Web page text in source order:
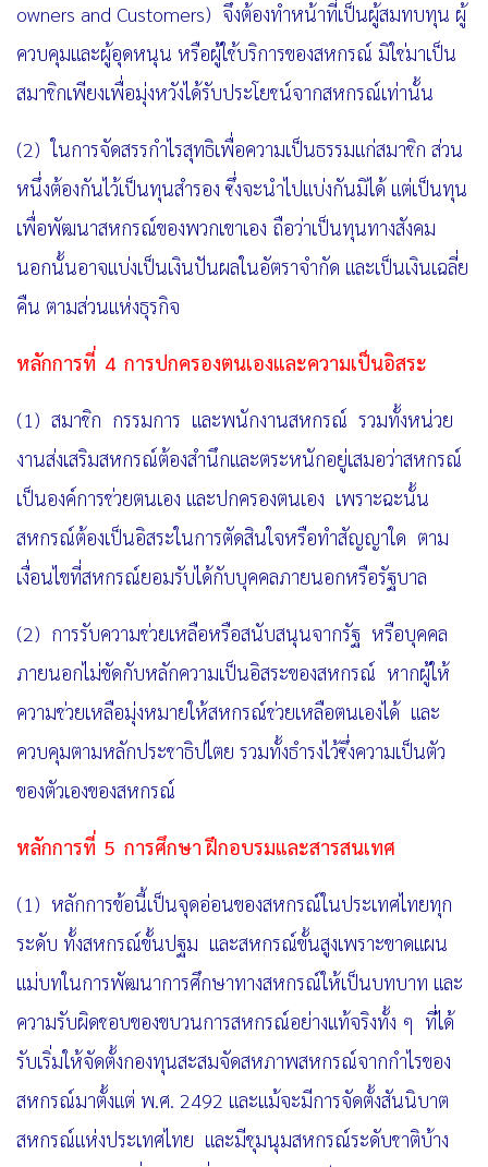
owners and Customers) จึงต้องทำหน้าที่เป็นผู้สมทบทุน ผู้
ควบคุมและผู้อุดหนุน หรือผู้ใช้บริการของสหกรณ์ มิใช่มาเป็น
สมาชิกเพียงเพื่อมุ่งหวังได้รับประโยชน์จากสหกรณ์เท่านั้น
(2) ในการจัดสรรกำไรสุทธิเพื่อความเป็นธรรมแก่สมาชิก ส่วน
หนึ่งต้องกันไว้เป็นทุนสำรอง ซึ่งจะนำไปแบ่งกันมิได้ แต่เป็นทุน
เพื่อพัฒนาสหกรณ์ของพวกเขาเอง ถือว่าเป็นทุนทางสังคม
นอกนั้นอาจแบ่งเป็นเงินปันผลในอัตราจำกัด และเป็นเงินเฉลี่ย
คืน ตามส่วนแห่งธุรกิจ
หลักการที่ 4 การปกครองตนเองและความเป็นอิสระ
(1) สมาชิก กรรมการ และพนักงานสหกรณ์ รวมทั้งหน่วย
งานส่งเสริมสหกรณ์ต้องสำนึกและตระหนักอยู่เสมอว่าสหกรณ์
เป็นองค์การช่วยตนเอง และปกครองตนเอง เพราะฉะนั้น
สหกรณ์ต้องเป็นอิสระในการตัดสินใจหรือทำสัญญาใด ตาม
เงื่อนไขที่สหกรณ์ยอมรับได้กับบุคคลภายนอกหรือรัฐบาล
(2) การรับความช่วยเหลือหรือสนับสนุนจากรัฐ หรือบุคคล
ภายนอกไม่ขัดกับหลักความเป็นอิสระของสหกรณ์ หากผู้ให้
ความช่วยเหลือมุ่งหมายให้สหกรณ์ช่วยเหลือตนเองได้ และ
ควบคุมตามหลักประชาธิปไตย รวมทั้งธำรงไว้ซึ่งความเป็นตัว
ของตัวเองของสหกรณ์
หลักการที่ 5 การศึกษา ฝึกอบรมและสารสนเทศ
(1) หลักการข้อนี้เป็นจุดอ่อนของสหกรณ์ในประเทศไทยทุก
ระดับ ทั้งสหกรณ์ขั้นปฐม และสหกรณ์ขั้นสูงเพราะขาดแผน
แม่บทในการพัฒนาการศึกษาทางสหกรณ์ให้เป็นบทบาท และ
ความรับผิดชอบของขบวนการสหกรณ์อย่างแท้จริงทั้ง ๆ ที่ได้
รับเริ่มให้จัดตั้งกองทุนสะสมจัดสหภาพสหกรณ์จากกำไรของ
สหกรณ์มาตั้งแต่ พ.ศ. 2492 และแม้จะมีการจัดตั้งสันนิบาต
สหกรณ์แห่งประเทศไทย และมีชุมนุมสหกรณ์ระดับชาติบ้าง